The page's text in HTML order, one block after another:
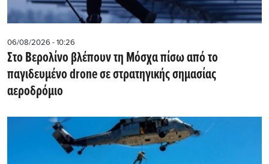
06/08/2026 - 10:26
Στο Βερολίνο βλέπουν τη Μόσχα πίσω από το
παγιδευμένο drone σε στρατηγικής σημασίας
αεροδρόμιο